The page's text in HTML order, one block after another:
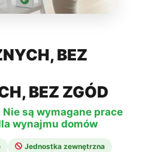
BEZ
BEZ ZGÓD
są wymagane prace
wynajmu domów
Jednostka zewnętrzna